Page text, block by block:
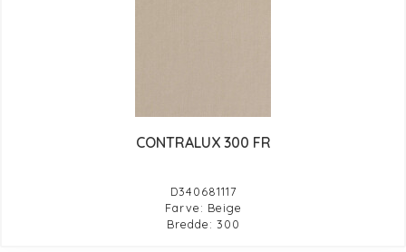
CONTRALUX 300 FR
D340681117
Farve: Beige
Bredde: 300